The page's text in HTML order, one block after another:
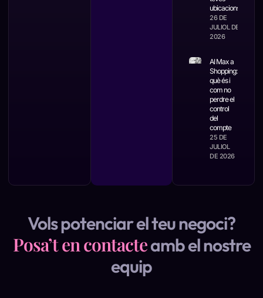
ubicacions
26 DE
JULIOL DE
2026
AI Max a
Shopping:
què és i
com no
perdre el
control
del
compte
25 DE
JULIOL
DE 2026
Vols potenciar el teu negoci?
Posa’t en contacteamb el nostre
equip